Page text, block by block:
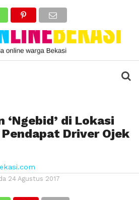
‘Ngebid’ di Lokasi
Driver Ojek
24 Agustus 2017